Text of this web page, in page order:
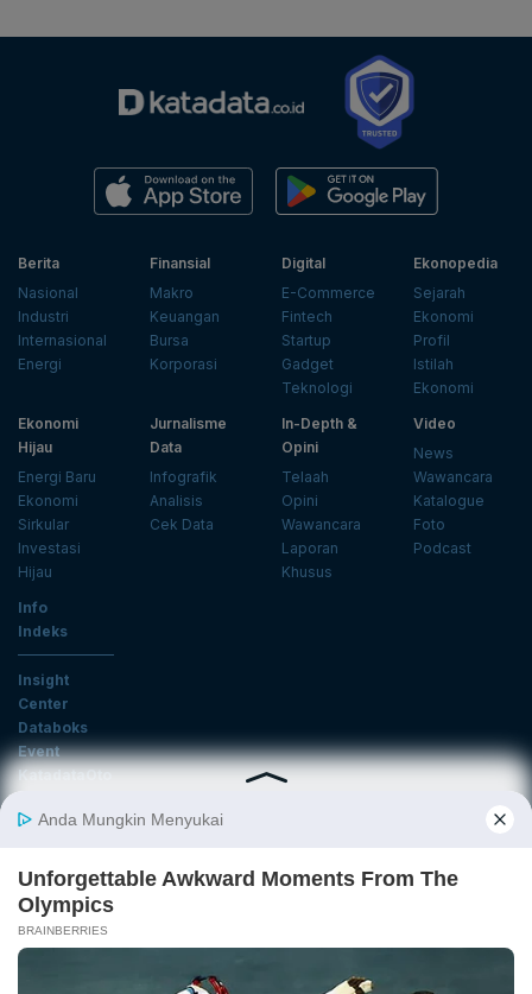
Berita
Nasional
Industri
Internasional
Energi
Finansial
Makro
Keuangan
Bursa
Korporasi
Digital
E-Commerce
Fintech
Startup
Gadget
Teknologi
Ekonopedia
Sejarah
Ekonomi
Profil
Istilah
Ekonomi
Ekonomi
Hijau
Energi Baru
Ekonomi
Sirkular
Investasi
Hijau
Jurnalisme
Data
Infografik
Analisis
Cek Data
In-Depth &
Opini
Telaah
Opini
Wawancara
Laporan
Khusus
Video
News
Wawancara
Katalogue
Foto
Podcast
Info
Indeks
Insight
Center
Databoks
Event
KatadataOto
Email
Daftar